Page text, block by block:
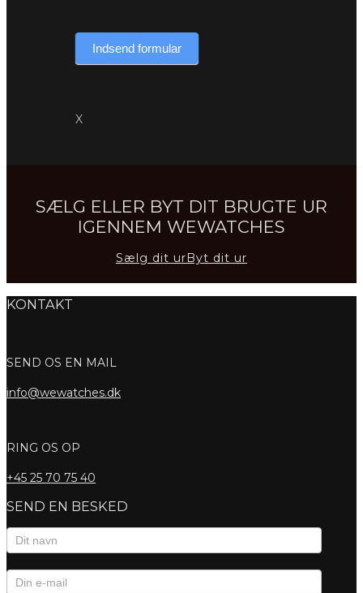
Indsend formular
X
SÆLG ELLER BYT DIT BRUGTE UR
IGENNEM WEWATCHES
Sælg dit urByt dit ur
KONTAKT
SEND OS EN MAIL
info@wewatches.dk
RING OS OP
+45 25 70 75 40
SEND EN BESKED
Kontaktformular